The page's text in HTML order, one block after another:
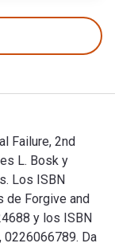
Failure, 2nd
L. Bosk y
Los ISBN
de Forgive and
y los ISBN
Da